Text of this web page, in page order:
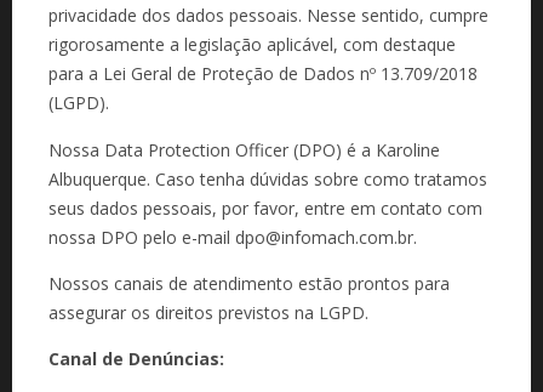
privacidade dos dados pessoais. Nesse sentido, cumpre
rigorosamente a legislação aplicável, com destaque
para a Lei Geral de Proteção de Dados nº 13.709/2018
(LGPD).
Nossa Data Protection Officer (DPO) é a Karoline
Albuquerque. Caso tenha dúvidas sobre como tratamos
seus dados pessoais, por favor, entre em contato com
nossa DPO pelo e-mail dpo@infomach.com.br.
Nossos canais de atendimento estão prontos para
assegurar os direitos previstos na LGPD.
Canal de Denúncias: